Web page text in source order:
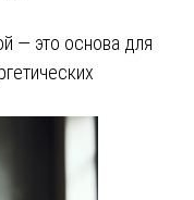
— это основа для